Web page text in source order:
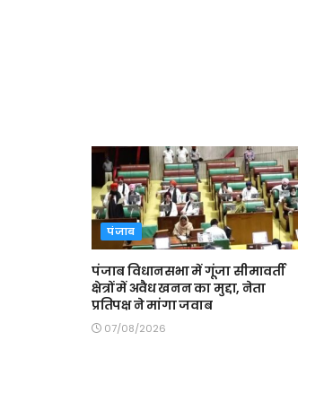
पंजाब
पंजाब विधानसभा में गूंजा सीमावर्ती
क्षेत्रों में अवैध खनन का मुद्दा, नेता
प्रतिपक्ष ने मांगा जवाब
07/08/2026